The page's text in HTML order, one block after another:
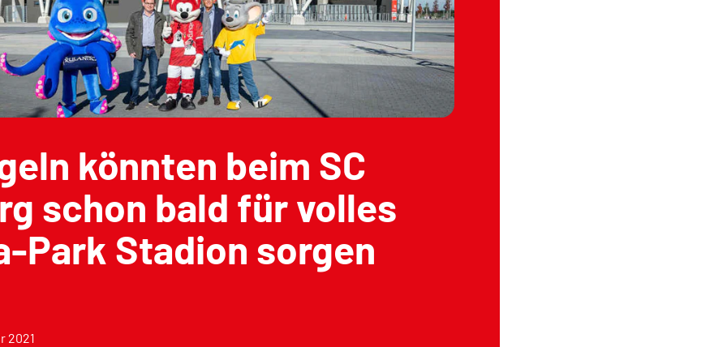
könnten beim SC
schon bald für volles
Park Stadion sorgen
2021